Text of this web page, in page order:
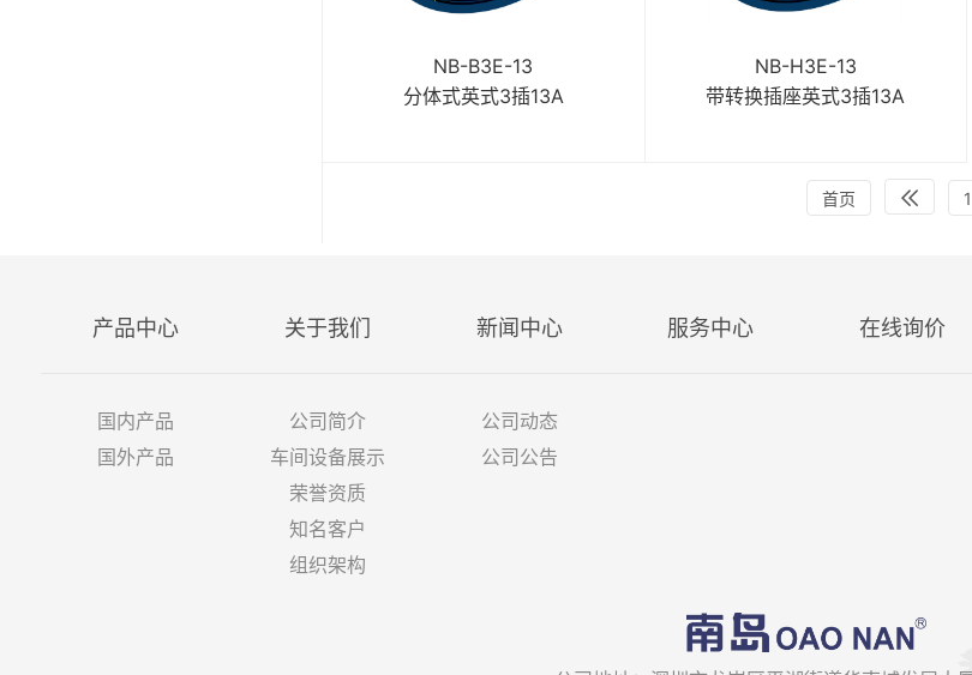
NB-B3E-13
分体式英式3插13A
NB-H3E-13
带转换插座英式3插13A
首页 1
产品中心
国内产品
国外产品
关于我们
公司简介
车间设备展示
荣誉资质
知名客户
组织架构
新闻中心
公司动态
公司公告
服务中心 在线询价